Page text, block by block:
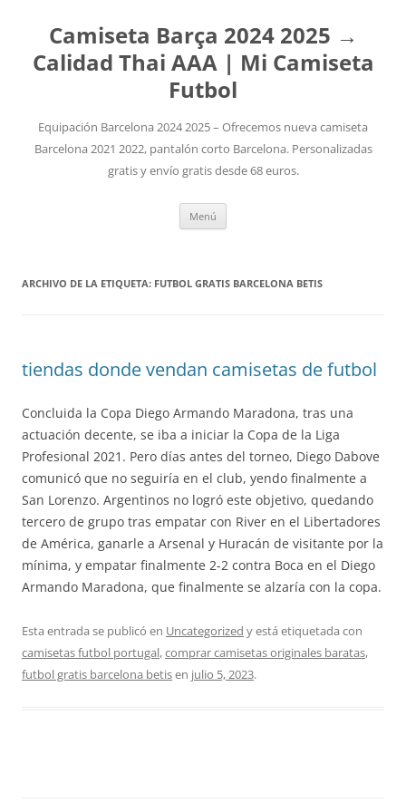
Camiseta Barça 2024 2025 →
Calidad Thai AAA | Mi Camiseta
Futbol
Equipación Barcelona 2024 2025 – Ofrecemos nueva camiseta
Barcelona 2021 2022, pantalón corto Barcelona. Personalizadas
gratis y envío gratis desde 68 euros.
Menú
ARCHIVO DE LA ETIQUETA: FUTBOL GRATIS BARCELONA BETIS
tiendas donde vendan camisetas de futbol
Concluida la Copa Diego Armando Maradona, tras una
actuación decente, se iba a iniciar la Copa de la Liga
Profesional 2021. Pero días antes del torneo, Diego Dabove
comunicó que no seguiría en el club, yendo finalmente a
San Lorenzo. Argentinos no logró este objetivo, quedando
tercero de grupo tras empatar con River en el Libertadores
de América, ganarle a Arsenal y Huracán de visitante por la
mínima, y empatar finalmente 2-2 contra Boca en el Diego
Armando Maradona, que finalmente se alzaría con la copa.
Esta entrada se publicó en Uncategorized y está etiquetada con
camisetas futbol portugal,comprar camisetas originales baratas,
futbol gratis barcelona betisen julio 5, 2023.